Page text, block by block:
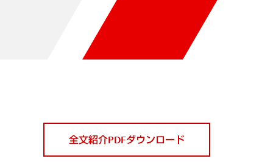
全文紹介PDFダウンロード